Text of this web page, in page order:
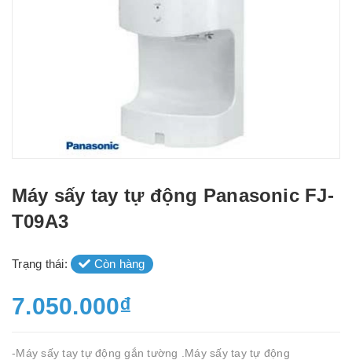
Máy sấy tay tự động Panasonic FJ-
T09A3
Trạng thái: Còn hàng
7.050.000₫
-Máy sấy tay tự động gắn tường .Máy sấy tay tự động